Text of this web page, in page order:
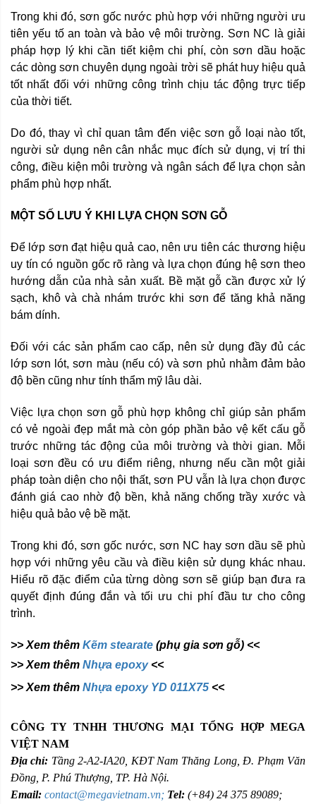
Trong khi đó, sơn gốc nước phù hợp với những người ưu
tiên yếu tố an toàn và bảo vệ môi trường. Sơn NC là giải
pháp hợp lý khi cần tiết kiệm chi phí, còn sơn dầu hoặc
các dòng sơn chuyên dụng ngoài trời sẽ phát huy hiệu quả
tốt nhất đối với những công trình chịu tác động trực tiếp
của thời tiết.
Do đó, thay vì chỉ quan tâm đến việc sơn gỗ loại nào tốt,
người sử dụng nên cân nhắc mục đích sử dụng, vị trí thi
công, điều kiện môi trường và ngân sách để lựa chọn sản
phẩm phù hợp nhất.
MỘT SỐ LƯU Ý KHI LỰA CHỌN SƠN GỖ
Để lớp sơn đạt hiệu quả cao, nên ưu tiên các thương hiệu
uy tín có nguồn gốc rõ ràng và lựa chọn đúng hệ sơn theo
hướng dẫn của nhà sản xuất. Bề mặt gỗ cần được xử lý
sạch, khô và chà nhám trước khi sơn để tăng khả năng
bám dính.
Đối với các sản phẩm cao cấp, nên sử dụng đầy đủ các
lớp sơn lót, sơn màu (nếu có) và sơn phủ nhằm đảm bảo
độ bền cũng như tính thẩm mỹ lâu dài.
Việc lựa chọn sơn gỗ phù hợp không chỉ giúp sản phẩm
có vẻ ngoài đẹp mắt mà còn góp phần bảo vệ kết cấu gỗ
trước những tác động của môi trường và thời gian. Mỗi
loại sơn đều có ưu điểm riêng, nhưng nếu cần một giải
pháp toàn diện cho nội thất, sơn PU vẫn là lựa chọn được
đánh giá cao nhờ độ bền, khả năng chống trầy xước và
hiệu quả bảo vệ bề mặt.
Trong khi đó, sơn gốc nước, sơn NC hay sơn dầu sẽ phù
hợp với những yêu cầu và điều kiện sử dụng khác nhau.
Hiểu rõ đặc điểm của từng dòng sơn sẽ giúp bạn đưa ra
quyết định đúng đắn và tối ưu chi phí đầu tư cho công
trình.
>> Xem thêm Kẽm stearate (phụ gia sơn gỗ) <<
>> Xem thêm Nhựa epoxy<<
>> Xem thêm Nhựa epoxy YD 011X75 <<
CÔNG TY TNHH THƯƠNG MẠI TỔNG HỢP MEGA
VIỆT NAM
Địa chỉ: Tầng 2-A2-IA20, KĐT Nam Thăng Long, Đ. Phạm Văn
Đồng, P. Phú Thượng, TP. Hà Nội.
Email: contact@megavietnam.vn; Tel: (+84) 24 375 89089;